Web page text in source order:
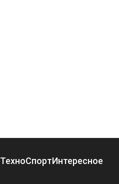
ТехноСпортИнтересное